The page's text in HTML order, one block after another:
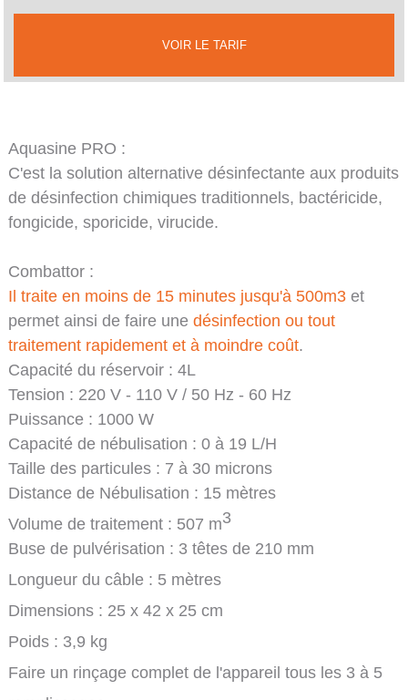
VOIR LE TARIF
Aquasine PRO :
C'est la solution alternative désinfectante aux produits
de désinfection chimiques traditionnels, bactéricide,
fongicide, sporicide, virucide.
Combattor :
Il traite en moins de 15 minutes jusqu'à 500m3et
permet ainsi de faire une désinfection ou tout
traitement rapidement et à moindre coût.
Capacité du réservoir : 4L
Tension : 220 V - 110 V / 50 Hz - 60 Hz
Puissance : 1000 W
Capacité de nébulisation : 0 à 19 L/H
Taille des particules : 7 à 30 microns
Distance de Nébulisation : 15 mètres
Volume de traitement : 507 m3
Buse de pulvérisation : 3 têtes de 210 mm
Longueur du câble : 5 mètres
Dimensions : 25 x42 x 25 cm
Poids : 3,9 kg
Faire un rinçage complet de l'appareil tous les 3 à 5